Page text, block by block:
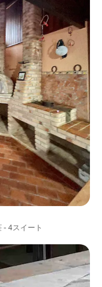
- 4スイート